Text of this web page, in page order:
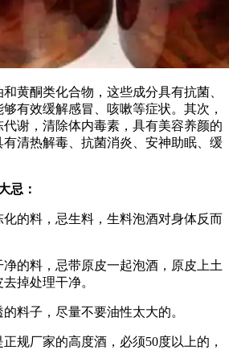
黄酮类化合物，这些成分具有抗菌、
有效缓解感冒、咳嗽等症状‌。其次，
谢，清除体内毒素，具有美容养颜的
清热解毒、抗菌消炎、安神助眠、缓
忌：
的料，忌生料，生料泡酒对身体反而
的料，忌带原皮一起泡酒，原皮上土
掉处理干净。
料子，尽量不要油性太大的。
规厂家的高度酒，必须50度以上的，